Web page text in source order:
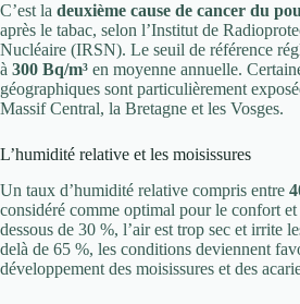
C’est la deuxième cause de cancer du
après le tabac, selon l’Institut de
Nucléaire (IRSN). Le seuil de référence
à 300 Bq/m³ en moyenne annuelle.
géographiques sont particulièrement
Massif Central, la Bretagne et les Vosges.
L’humidité relative et les moisissures
Un taux d’humidité relative compris entre
considéré comme optimal pour le confort et
dessous de 30 %, l’air est trop sec et irrite
delà de 65 %, les conditions deviennent
développement des moisissures et des